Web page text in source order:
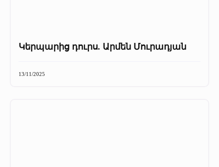
Կերպարից դուրս. Արմեն Մուրադյան
13/11/2025